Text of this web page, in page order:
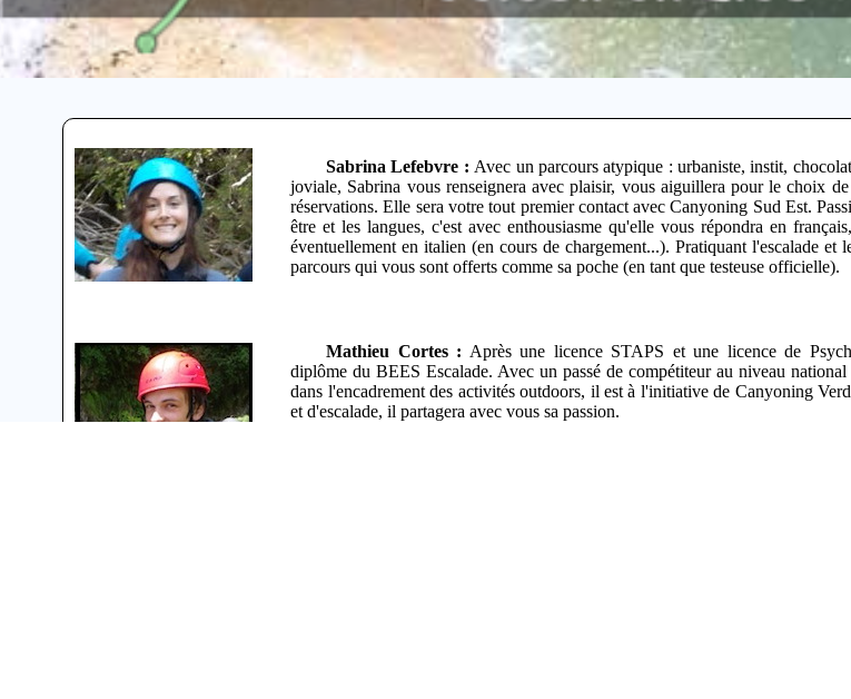
Sabrina Lefebvre :Avec un parcours atypique : urbaniste, instit,
joviale, Sabrina vous renseignera avec plaisir, vous aiguillera pour le choix
réservations. Elle sera votre tout premier contact avec Canyoning Sud Est.
être et les langues, c'est avec enthousiasme qu'elle vous répondra en
éventuellement en italien (en cours de chargement...). Pratiquant l'escalade et
parcours qui vous sont offerts comme sa poche (en tant que testeuse officielle).
Mathieu Cortes : Après une licence STAPS et une licence de
diplôme du BEES Escalade. Avec un passé de compétiteur au niveau
dans l'encadrement des activités outdoors, il est à l'initiative de Canyoning
et d'escalade, il partagera avec vous sa passion.